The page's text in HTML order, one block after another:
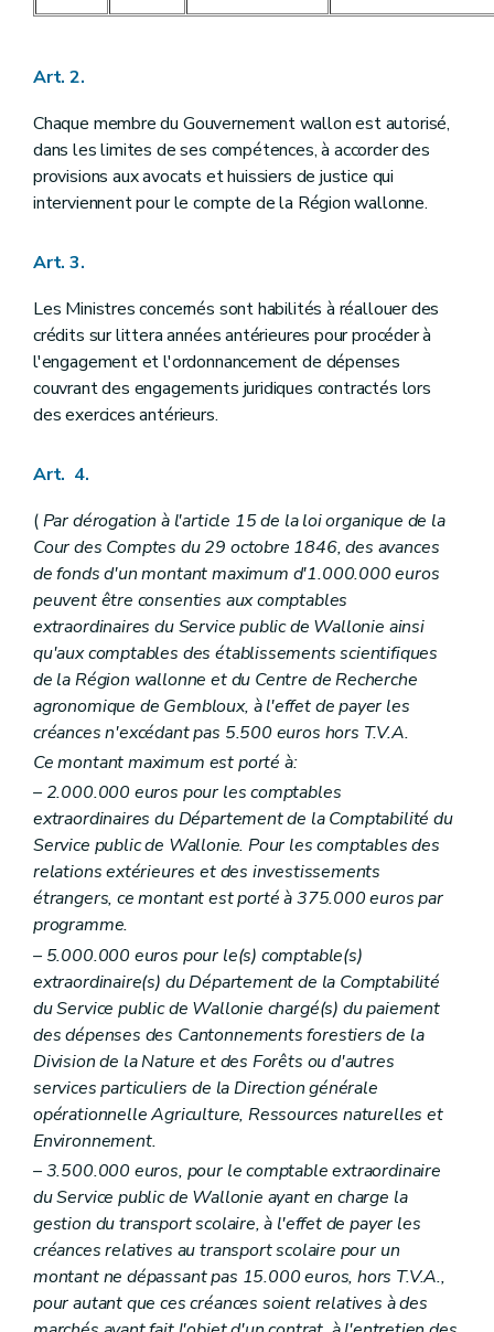
Art. 54
Art. 57
Art. 59
Art. 60
Art. 61
Art. 62
Art. 63
Art. 65
Art. 66
Art. 68
Art. 69
Art. 70
Art. 71
Art. 72
Art. 73
Art. 75
Art. 76
Art. 78
Art. 79
Art. 80
Art. 81
Art. 82
Art. 83
Art. 84
Chapitre II Autorisations
Art. 85
Art. 86
Art. 87
Art. 88
Art. 90
Art. 91
Art. 92
Chapitre III
Garanties régionales
Art. 93
Art. 94
Art. 95
Art. 96
Art. 97
Art. 98
Art. 99
Art. 100
Art. 101
Art. 102
Art. 103
Art. 104
Art. 105
Art. 106
Art. 107
Art. 108
Chapitre IV Octroi d'avances
Art. 109
Art. 110
Art. 111
Art. 112
Art. 113
Art. 2.
Chaque membre du Gouvernement wallon est autorisé,
dans les limites de ses compétences, à accorder des
provisions aux avocats et huissiers de justice qui
interviennent pour le compte de la Région wallonne.
Art. 3.
Les Ministres concernés sont habilités à réallouer des
crédits sur littera années antérieures pour procéder à
l'engagement et l'ordonnancement de dépenses
couvrant des engagements juridiques contractés lors
des exercices antérieurs.
Art. 4.
(Par dérogation à l'article 15 de la loi organique de la
Cour des Comptes du 29 octobre 1846, des avances
de fonds d'un montant maximum d'1.000.000 euros
peuvent être consenties aux comptables
extraordinaires du Service public de Wallonie ainsi
qu'aux comptables des établissements scientifiques
de la Région wallonne et du Centre de Recherche
agronomique de Gembloux, à l'effet de payer les
créances n'excédant pas 5.500 euros hors T.V.A.
Ce montant maximum est porté à:
– 2.000.000 euros pour les comptables
extraordinaires du Département de la Comptabilité du
Service public de Wallonie. Pour les comptables des
relations extérieures et des investissements
étrangers, ce montant est porté à 375.000 euros par
programme.
– 5.000.000 euros pour le(s) comptable(s)
extraordinaire(s) du Département de la Comptabilité
du Service public de Wallonie chargé(s) du paiement
des dépenses des Cantonnements forestiers de la
Division de la Nature et des Forêts ou d'autres
services particuliers de la Direction générale
opérationnelle Agriculture, Ressources naturelles et
Environnement.
– 3.500.000 euros, pour le comptable extraordinaire
du Service public de Wallonie ayant en charge la
gestion du transport scolaire, à l'effet de payer les
créances relatives au transport scolaire pour un
montant ne dépassant pas 15.000 euros, hors T.V.A.,
pour autant que ces créances soient relatives à des